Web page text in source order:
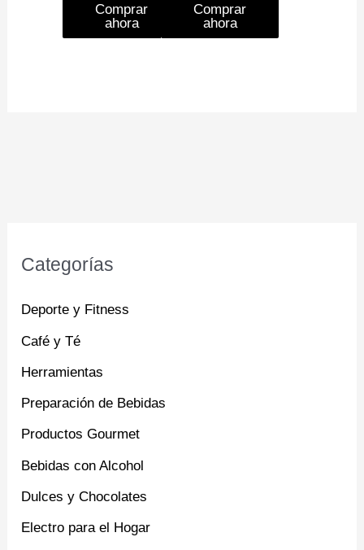
Categorías
Deporte y Fitness
Café y Té
Herramientas
Preparación de Bebidas
Productos Gourmet
Bebidas con Alcohol
Dulces y Chocolates
Electro para el Hogar
Comprar
ahora
Comprar
ahora